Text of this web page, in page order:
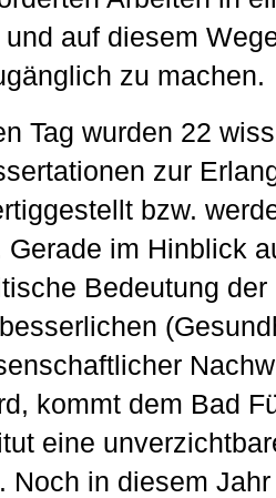
auf diesem
zu machen.
Tag wurden 22
zur
bzw.
im Hinblick
Bedeutung
kommt dem Bad
eine
Noch in diesem